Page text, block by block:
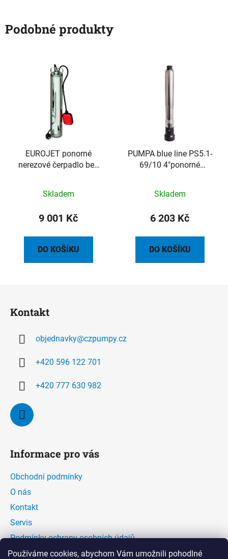
Používáme cookies, abychom Vám umožnili pohodlné
Podobné produkty
EUROJET ponorné
nerezové čerpadlo bez
Skladem
9 001 Kč
DO KOŠÍKU
PUMPA blue line PS5.1-
69/10 4"ponorné
Skladem
6 203 Kč
DO KOŠÍKU
Kontakt
objednavky@czpumpy.cz
+420 596 122 701
+420 777 630 982
Informace pro vás
Obchodní podmínky
O nás
Kontakt
Servis
Podmínky ochrany osobních údajů
Kontaktní formulář